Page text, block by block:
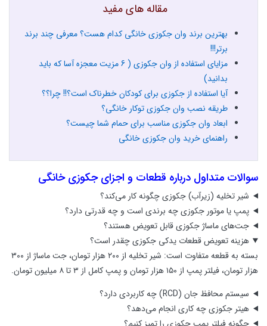
مقاله های مفید
بهترین برند وان جکوزی خانگی کدام هست؟ معرفی چند برند
برتر!!!
مزایای استفاده از وان جکوزی ( 6 مزیت معجزه آسا که باید
بدانید)
آیا استفاده از جکوزی برای کودکان خطرناک است؟!! چرا؟؟
طریقه نصب وان جکوزی توکار خانگی؟
ابعاد وان جکوزی مناسب برای حمام شما چیست؟
راهنمای خرید وان جکوزی خانگی
سوالات متداول درباره قطعات و اجزای جکوزی خانگی
شیر تخلیه (زیرآب) جکوزی چگونه کار می‌کند؟
پمپ یا موتور جکوزی چه برندی است و چه قدرتی دارد؟
جت‌های ماساژ جکوزی قابل تعویض هستند؟
هزینه تعویض قطعات یدکی جکوزی چقدر است؟
بسته به قطعه متفاوت است: شیر تخلیه از ۲۰۰ هزار تومان، جت ماساژ از ۳۰۰
هزار تومان، فیلتر پمپ از ۱۵۰ هزار تومان و پمپ کامل از ۳ تا ۸ میلیون تومان.
سیستم محافظ جان (RCD) چه کاربردی دارد؟
هیتر جکوزی چه کاری انجام می‌دهد؟